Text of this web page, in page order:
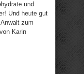
und
Und heute gut
zum
Karin